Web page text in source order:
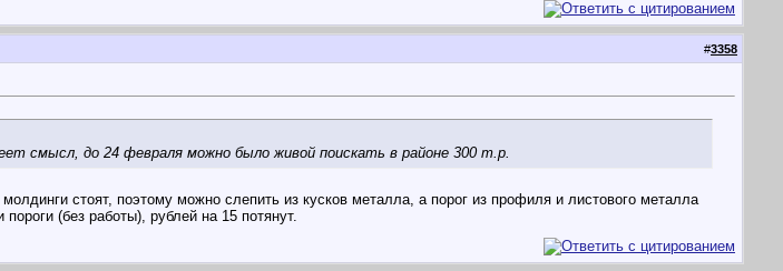
#3358
смысл, до 24 февраля можно было живой поискать в районе 300 т.р.
стоят, поэтому можно слепить из кусков металла, а порог из профиля и листового металла
(без работы), рублей на 15 потянут.